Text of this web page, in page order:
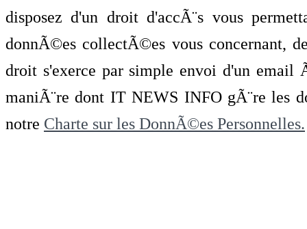
disposez d'un droit d'accÃ¨s vous
donnÃ©es collectÃ©es vous concernant,
droit s'exerce par simple envoi d'un
maniÃ¨re dont IT NEWS INFO gÃ¨re les
notre Charte sur les DonnÃ©es Personnelles.